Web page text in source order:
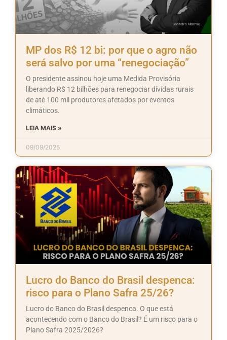
MP dos R$ 12 bi: por que o agro não
será salvo por uma “renegociação”
O presidente assinou hoje uma Medida Provisória
liberando R$ 12 bilhões para renegociar dívidas rurais
de até 100 mil produtores afetados por eventos
climáticos.
LEIA MAIS »
09/09/2025
Lucro do Banco do Brasil despenca:
risco para o Plano Safra 25/26?
Lucro do Banco do Brasil despenca. O que está
acontecendo com o Banco do Brasil? É um risco para o
Plano Safra 2025/2026?